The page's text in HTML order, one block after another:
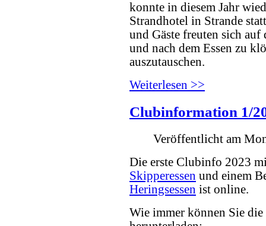
konnte in diesem Jahr
Strandhotel in Strande
und Gäste freuten sich
und nach dem Essen zu
auszutauschen.
Weiterlesen >>
Clubinformation 1/
Veröffentlicht am
Die erste Clubinfo 2023
Skipperessen und einem
Heringsessen ist online.
Wie immer können Sie